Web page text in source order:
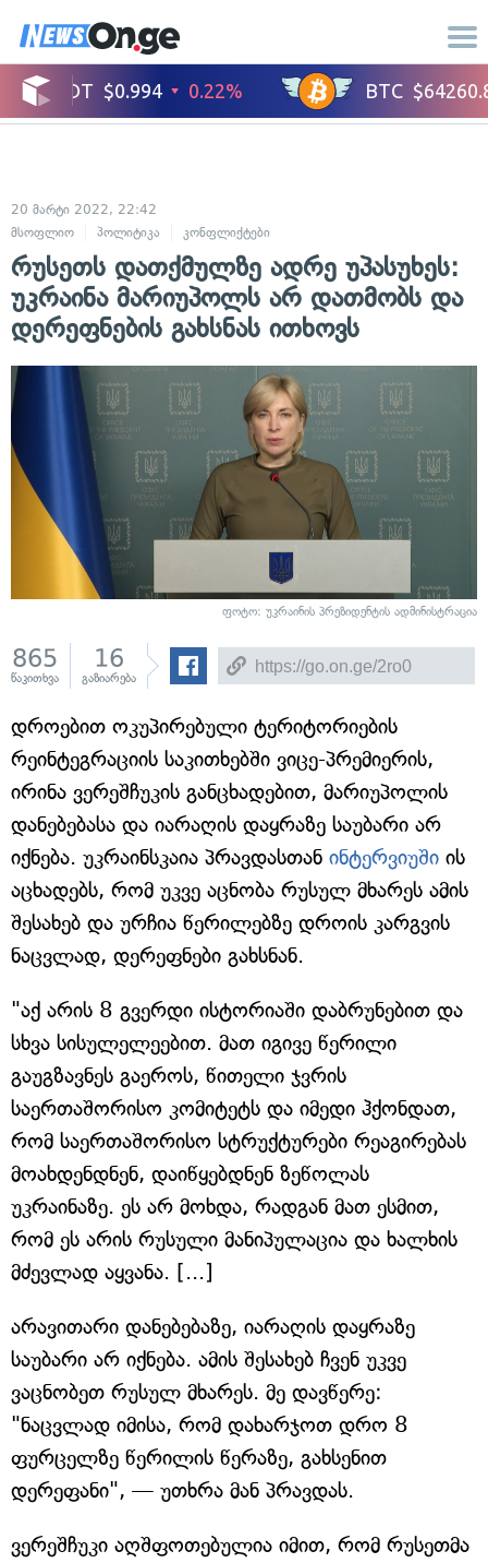
20 მარტი 2022, 22:42
მსოფლიო
პოლიტიკა კონფლიქტები
რუსეთს დათქმულზე ადრე უპასუხეს:
უკრაინა მარიუპოლს არ დათმობს და
დერეფნების გახსნას ითხოვს
ფოტო: უკრაინის პრეზიდენტის ადმინისტრაცია
865
წაკითხვა
16
გაზიარება
დროებით ოკუპირებული ტერიტორიების
რეინტეგრაციის საკითხებში ვიცე-პრემიერის,
ირინა ვერეშჩუკის განცხადებით, მარიუპოლის
დანებებასა და იარაღის დაყრაზე საუბარი არ
იქნება. უკრაინსკაია პრავდასთან ინტერვიუში ის
აცხადებს, რომ უკვე აცნობა რუსულ მხარეს ამის
შესახებ და ურჩია წერილებზე დროის კარგვის
ნაცვლად, დერეფნები გახსნან.
"აქ არის 8 გვერდი ისტორიაში დაბრუნებით და
სხვა სისულელეებით. მათ იგივე წერილი
გაუგზავნეს გაეროს, წითელი ჯვრის
საერთაშორისო კომიტეტს და იმედი ჰქონდათ,
რომ საერთაშორისო სტრუქტურები რეაგირებას
მოახდენდნენ, დაიწყებდნენ ზეწოლას
უკრაინაზე. ეს არ მოხდა, რადგან მათ ესმით,
რომ ეს არის რუსული მანიპულაცია და ხალხის
მძევლად აყვანა. [...]
არავითარი დანებებაზე, იარაღის დაყრაზე
საუბარი არ იქნება. ამის შესახებ ჩვენ უკვე
ვაცნობეთ რუსულ მხარეს. მე დავწერე:
"ნაცვლად იმისა, რომ დახარჯოთ დრო 8
ფურცელზე წერილის წერაზე, გახსენით
დერეფანი", — უთხრა მან პრავდას.
ვერეშჩუკი აღშფოთებულია იმით, რომ რუსეთმა